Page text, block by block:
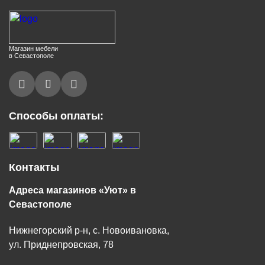
Магазин мебели
в Севастополе
Способы оплаты:
Контакты
Адреса магазинов «Уют» в
Севастополе
Нижнегорский р-н, с. Новоивановка,
ул. Приднепровская, 78